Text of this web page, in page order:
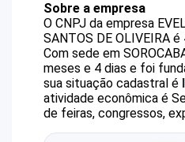
Sobre a empresa
O CNPJ da empresa
SANTOS DE OLIVEIRA é
Com sede em
meses e 4 dias e foi
sua situação cadastral é
atividade econômica é
de feiras, congressos,